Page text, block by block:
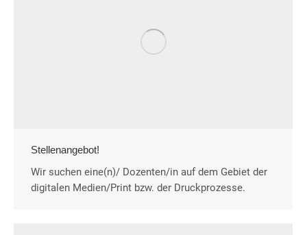
Stellenangebot!
Wir suchen eine(n)/ Dozenten/in auf dem Gebiet der
digitalen Medien/Print bzw. der Druckprozesse.